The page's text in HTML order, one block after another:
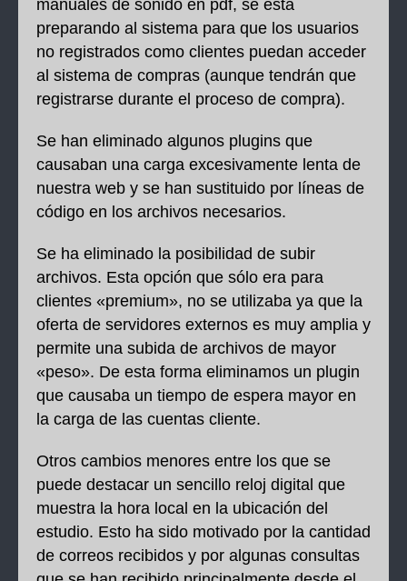
manuales de sonido en pdf, se está
preparando al sistema para que los usuarios
no registrados como clientes puedan acceder
al sistema de compras (aunque tendrán que
registrarse durante el proceso de compra).
Se han eliminado algunos plugins que
causaban una carga excesivamente lenta de
nuestra web y se han sustituido por líneas de
código en los archivos necesarios.
Se ha eliminado la posibilidad de subir
archivos. Esta opción que sólo era para
clientes «premium», no se utilizaba ya que la
oferta de servidores externos es muy amplia y
permite una subida de archivos de mayor
«peso». De esta forma eliminamos un plugin
que causaba un tiempo de espera mayor en
la carga de las cuentas cliente.
Otros cambios menores entre los que se
puede destacar un sencillo reloj digital que
muestra la hora local en la ubicación del
estudio. Esto ha sido motivado por la cantidad
de correos recibidos y por algunas consultas